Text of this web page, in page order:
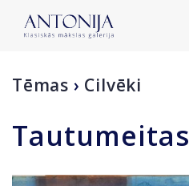
Tēmas › Cilvēki
Tautumeitas